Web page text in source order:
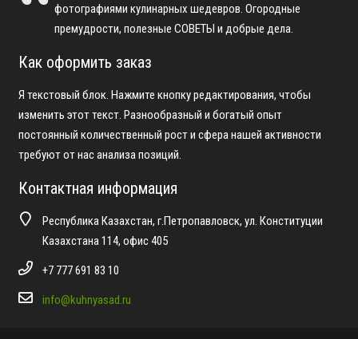
фотографиями кулинарных шедевров. Огородные
премудрости, полезные СОВЕТЫ и добрые дела.
Как оформить заказ
Я текстовый блок. Нажмите кнопку редактирования, чтобы
изменить этот текст. Разнообразный и богатый опыт
постоянный количественный рост и сфера нашей активности
требуют от нас анализа позиций.
Контактная информация
Республика Казахстан, г.Петропавловск, ул. Конституции
Казахстана 114, офис 405
+7 777 691 83 10
info@kuhnyasad.ru